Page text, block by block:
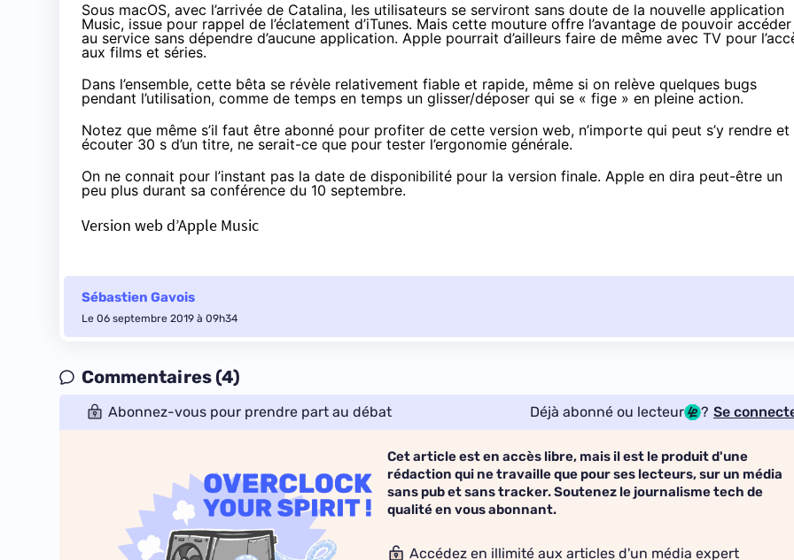
Sous macOS, avec l’arrivée de Catalina, les utilisateurs se serviront sans doute de la nouvelle application
Music, issue pour rappel de l’éclatement d’iTunes. Mais cette mouture offre l’avantage de pouvoir accéder
au service sans dépendre d’aucune application. Apple pourrait d’ailleurs faire de même avec TV pour
aux films et séries.
Dans l’ensemble, cette bêta se révèle relativement fiable et rapide, même si on relève quelques bugs
pendant l’utilisation, comme de temps en temps un glisser/déposer qui se « fige » en pleine action.
Notez que même s’il faut être abonné pour profiter de cette version web, n’importe qui peut s’y rendre et
écouter 30 s d’un titre, ne serait-ce que pour tester l’ergonomie générale.
On ne connait pour l’instant pas la date de disponibilité pour la version finale. Apple en dira peut-être un
peu plus durant sa conférence du 10 septembre.
Version web d’Apple Music
Sébastien Gavois
Le 06 septembre 2019 à 09h34
Commentaires (4)
Abonnez-vous pour prendre part au débat Déjà abonné ou lecteur ? Se
Cet article est en accès libre, mais il est le produit d'une
rédaction qui ne travaille que pour ses lecteurs, sur un média
sans pub et sans tracker. Soutenez le journalisme tech de
qualité en vous abonnant.
Accédez en illimité aux articles d'un média expert